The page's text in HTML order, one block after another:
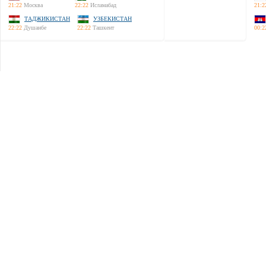
21:22 Москва
22:22 Исламабад
ТАДЖИКИСТАН
22:22 Душанбе
УЗБЕКИСТАН
22:22 Ташкент